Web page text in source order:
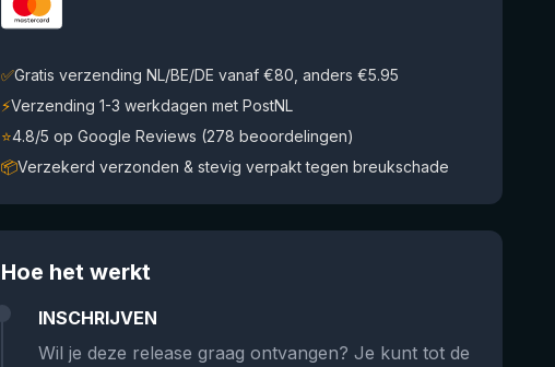
✅Gratis verzending NL/BE/DE vanaf €80, anders €5.95
⚡Verzending 1-3 werkdagen met PostNL
⭐4.8/5 op Google Reviews (278 beoordelingen)
📦Verzekerd verzonden & stevig verpakt tegen breukschade
Hoe het werkt
INSCHRIJVEN
Wil je deze release graag ontvangen? Je kunt tot de